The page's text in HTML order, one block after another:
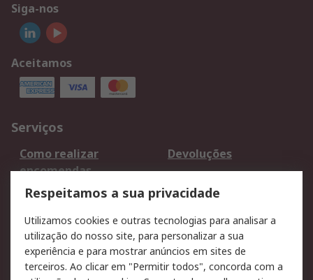
Siga-nos
Aceitamos
Serviços
Como realizar
encomendas
Devoluções
Formas de entrega
Qualidade e ambiente
Pagamento e
faturação
Respeitamos a sua privacidade
Utilizamos cookies e outras tecnologias para analisar a
utilização do nosso site, para personalizar a sua
experiência e para mostrar anúncios em sites de
terceiros. Ao clicar em "Permitir todos", concorda com a